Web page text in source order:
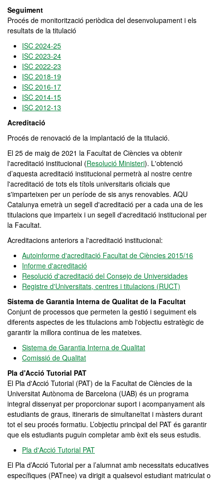
Seguiment
Procés de monitorització periòdica del desenvolupament i els
resultats de la titulació
ISC 2024-25
ISC 2023-24
ISC 2022-23
ISC 2018-19
ISC 2016-17
ISC 2014-15
ISC 2012-13
Acreditació
Procés de renovació de la implantació de la titulació.
El 25 de maig de 2021 la Facultat de Ciències va obtenir
l'acreditació institucional (Resolució Ministeri). L'obtenció
d’aquesta acreditació institucional permetrà al nostre centre
l'acreditació de tots els títols universitaris oficials que
s'imparteixen per un període de sis anys renovables. AQU
Catalunya emetrà un segell d'acreditació per a cada una de les
titulacions que imparteix i un segell d'acreditació institucional per
la Facultat.
Acreditacions anteriors a l'acreditació institucional:
Autoinforme d'acreditació Facultat de Ciències 2015/16
Informe d'acreditació
Resolució d'acreditació del Consejo de Universidades
Registre d'Universitats, centres i titulacions (RUCT)
Sistema de Garantia Interna de Qualitat de la Facultat
Conjunt de processos que permeten la gestió i seguiment els
diferents aspectes de les titulacions amb l'objectiu estratègic de
garantir la millora continua de les mateixes.
Sistema de Garantia Interna de Qualitat
Comissió de Qualitat
Pla d'Acció Tutorial PAT
El Pla d'Acció Tutorial (PAT) de la Facultat de Ciències de la
Universitat Autònoma de Barcelona (UAB) és un programa
integral dissenyat per proporcionar suport i acompanyament als
estudiants de graus, itineraris de simultaneïtat i màsters durant
tot el seu procés formatiu. L’objectiu principal del PAT és garantir
que els estudiants puguin completar amb èxit els seus estudis.
Pla d'Acció Tutorial PAT
El Pla d’Acció Tutorial per a l’alumnat amb necessitats educatives
específiques (PATnee) va dirigit a qualsevol estudiant matriculat o